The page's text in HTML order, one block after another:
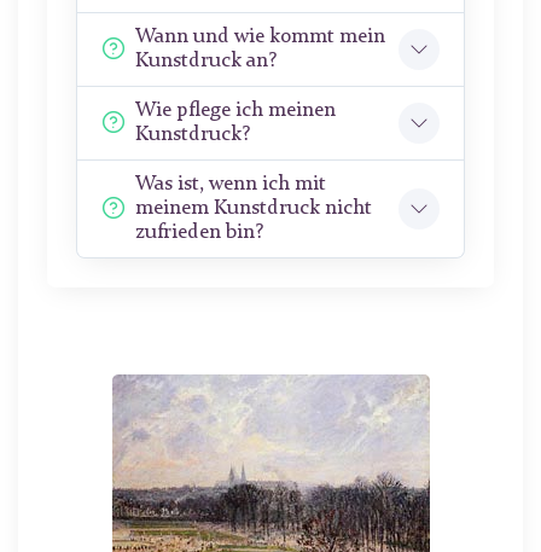
Wann und wie kommt mein
Kunstdruck an?
Wie pflege ich meinen
Kunstdruck?
Was ist, wenn ich mit
meinem Kunstdruck nicht
zufrieden bin?